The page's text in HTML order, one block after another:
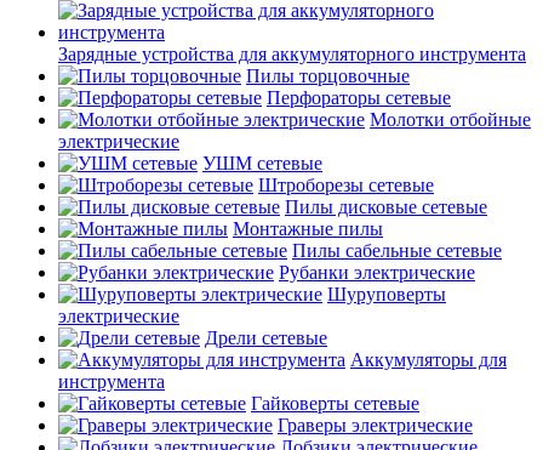
Зарядные устройства для аккумуляторного инструмента
Пилы торцовочные
Перфораторы сетевые
Молотки отбойные
электрические
УШМ сетевые
Штроборезы сетевые
Пилы дисковые сетевые
Монтажные пилы
Пилы сабельные сетевые
Рубанки электрические
Шуруповерты
электрические
Дрели сетевые
Аккумуляторы для
инструмента
Гайковерты сетевые
Граверы электрические